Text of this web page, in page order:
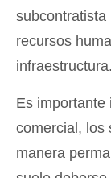
subcontratista
recursos
infraestructura.
Es importante
comercial, los
manera